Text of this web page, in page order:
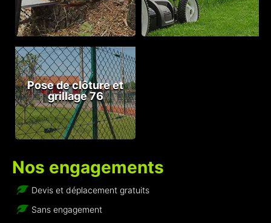
Pose de clôture et
grillage 76
Nos engagements
Devis et déplacement gratuits
Sans engagement